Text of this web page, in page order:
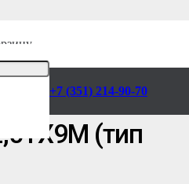
+7 (351) 214-90-70
оборудование
TOR
(тип